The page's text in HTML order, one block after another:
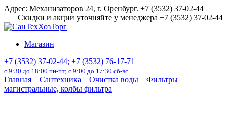
Перейти
содержанию
Адрес: Механизаторов 24, г. Оренбург. +7 (3532) 37-02-44
Скидки и акции уточняйте у менеджера +7 (3532) 37-02-44
Магазин
+7 (3532) 37-02-44; +7 (3532) 76-17-71
с 9:30 до 18:00 пн-пт; с 9:00 до 17:30 сб-вс
Главная Сантехника Очистка воды
Фильтры
магистральные, колбы фильтра